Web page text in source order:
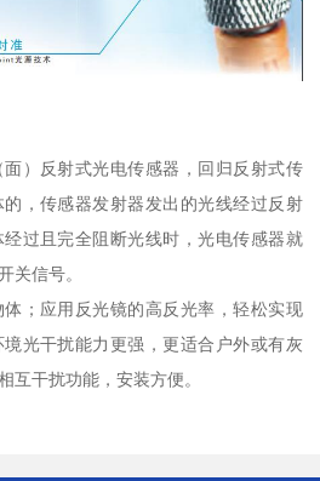
）反射式光电传感器，回归反射式传
，传感器发射器发出的光线经过反射
过且完全阻断光线时，光电传感器就
关信号。
；应用反光镜的高反光率，轻松实现
光干扰能力更强，更适合户外或有灰
互干扰功能，安装方便。